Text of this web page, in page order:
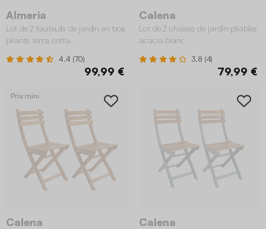
Almeria
Lot de 2 fauteuils de jardin en bois
pliants terra cotta
4.4 (70)
99,99 €
Calena
Lot de 2 chaises de jardin pliables
acacia blanc
3.8 (4)
79,99 €
Prix mini
Calena Calena